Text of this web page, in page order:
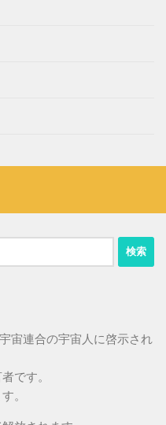
宙連合の宇宙人に啓示され
です。
。